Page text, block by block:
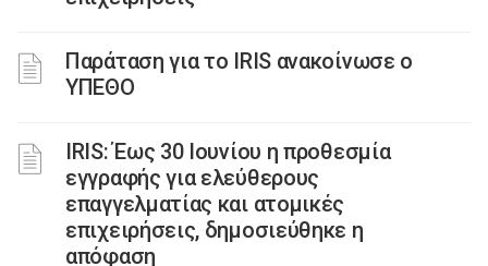
Παράταση για το IRIS ανακοίνωσε ο
ΥΠΕΘΟ
IRIS: Έως 30 Ιουνίου η προθεσμία
εγγραφής για ελεύθερους
επαγγελματίας και ατομικές
επιχειρήσεις, δημοσιεύθηκε η
απόφαση